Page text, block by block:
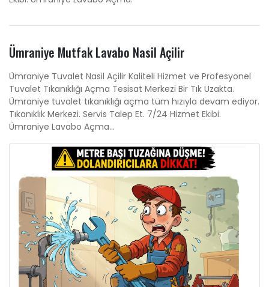
Ümraniye Mutfak Lavabo Nasil Açilir
Ümraniye Tuvalet Nasil Açilir Kaliteli Hizmet ve Profesyonel
Tuvalet Tıkanıklığı Açma Tesisat Merkezi Bir Tık Uzakta.
Ümraniye tuvalet tıkanıklığı açma tüm hızıyla devam ediyor.
Tıkanıklık Merkezi. Servis Talep Et. 7/24 Hizmet Ekibi.
Ümraniye Lavabo Açma...